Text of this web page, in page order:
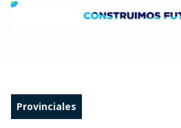
Provinciales